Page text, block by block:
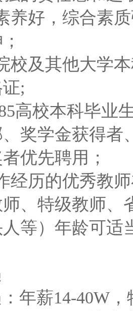
养好，综合素
校及其他大学
;
高校本科毕业
奖学金获得者
优先聘用；
经历的优秀教
师、特级教师
等）年龄可适
年薪14-40W